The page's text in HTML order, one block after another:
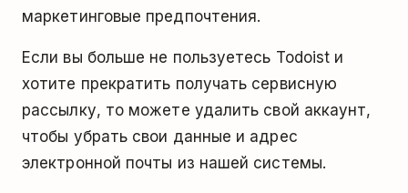
маркетинговые предпочтения.
Если вы больше не пользуетесь Todoist и
хотите прекратить получать сервисную
рассылку, то можете удалить свой аккаунт,
чтобы убрать свои данные и адрес
электронной почты из нашей системы.